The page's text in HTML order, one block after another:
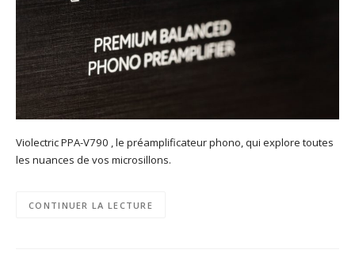
Violectric PPA-V790 , le préamplificateur phono, qui explore toutes
les nuances de vos microsillons.
CONTINUER LA LECTURE